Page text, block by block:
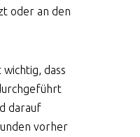
oder an den
dass
darauf
vorher